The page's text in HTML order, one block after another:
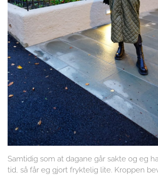
Samtidig som at dagane går sakte og eg
tid, så får eg gjort fryktelig lite. Kroppen